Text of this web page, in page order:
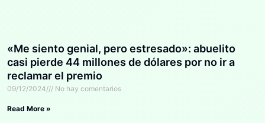
«Me siento genial, pero estresado»: abuelito
casi pierde 44 millones de dólares por no ir a
reclamar el premio
09/12/2024 No hay comentarios
Read More »